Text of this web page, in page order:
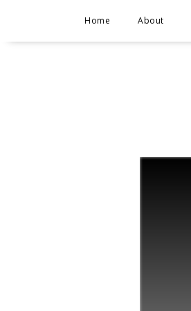
Home About